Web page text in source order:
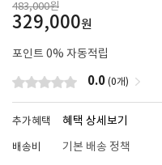
483,000원
329,000원
포인트 0% 자동적립
0.0 (0개)
추가혜택 혜택 상세보기
배송비 기본 배송 정책